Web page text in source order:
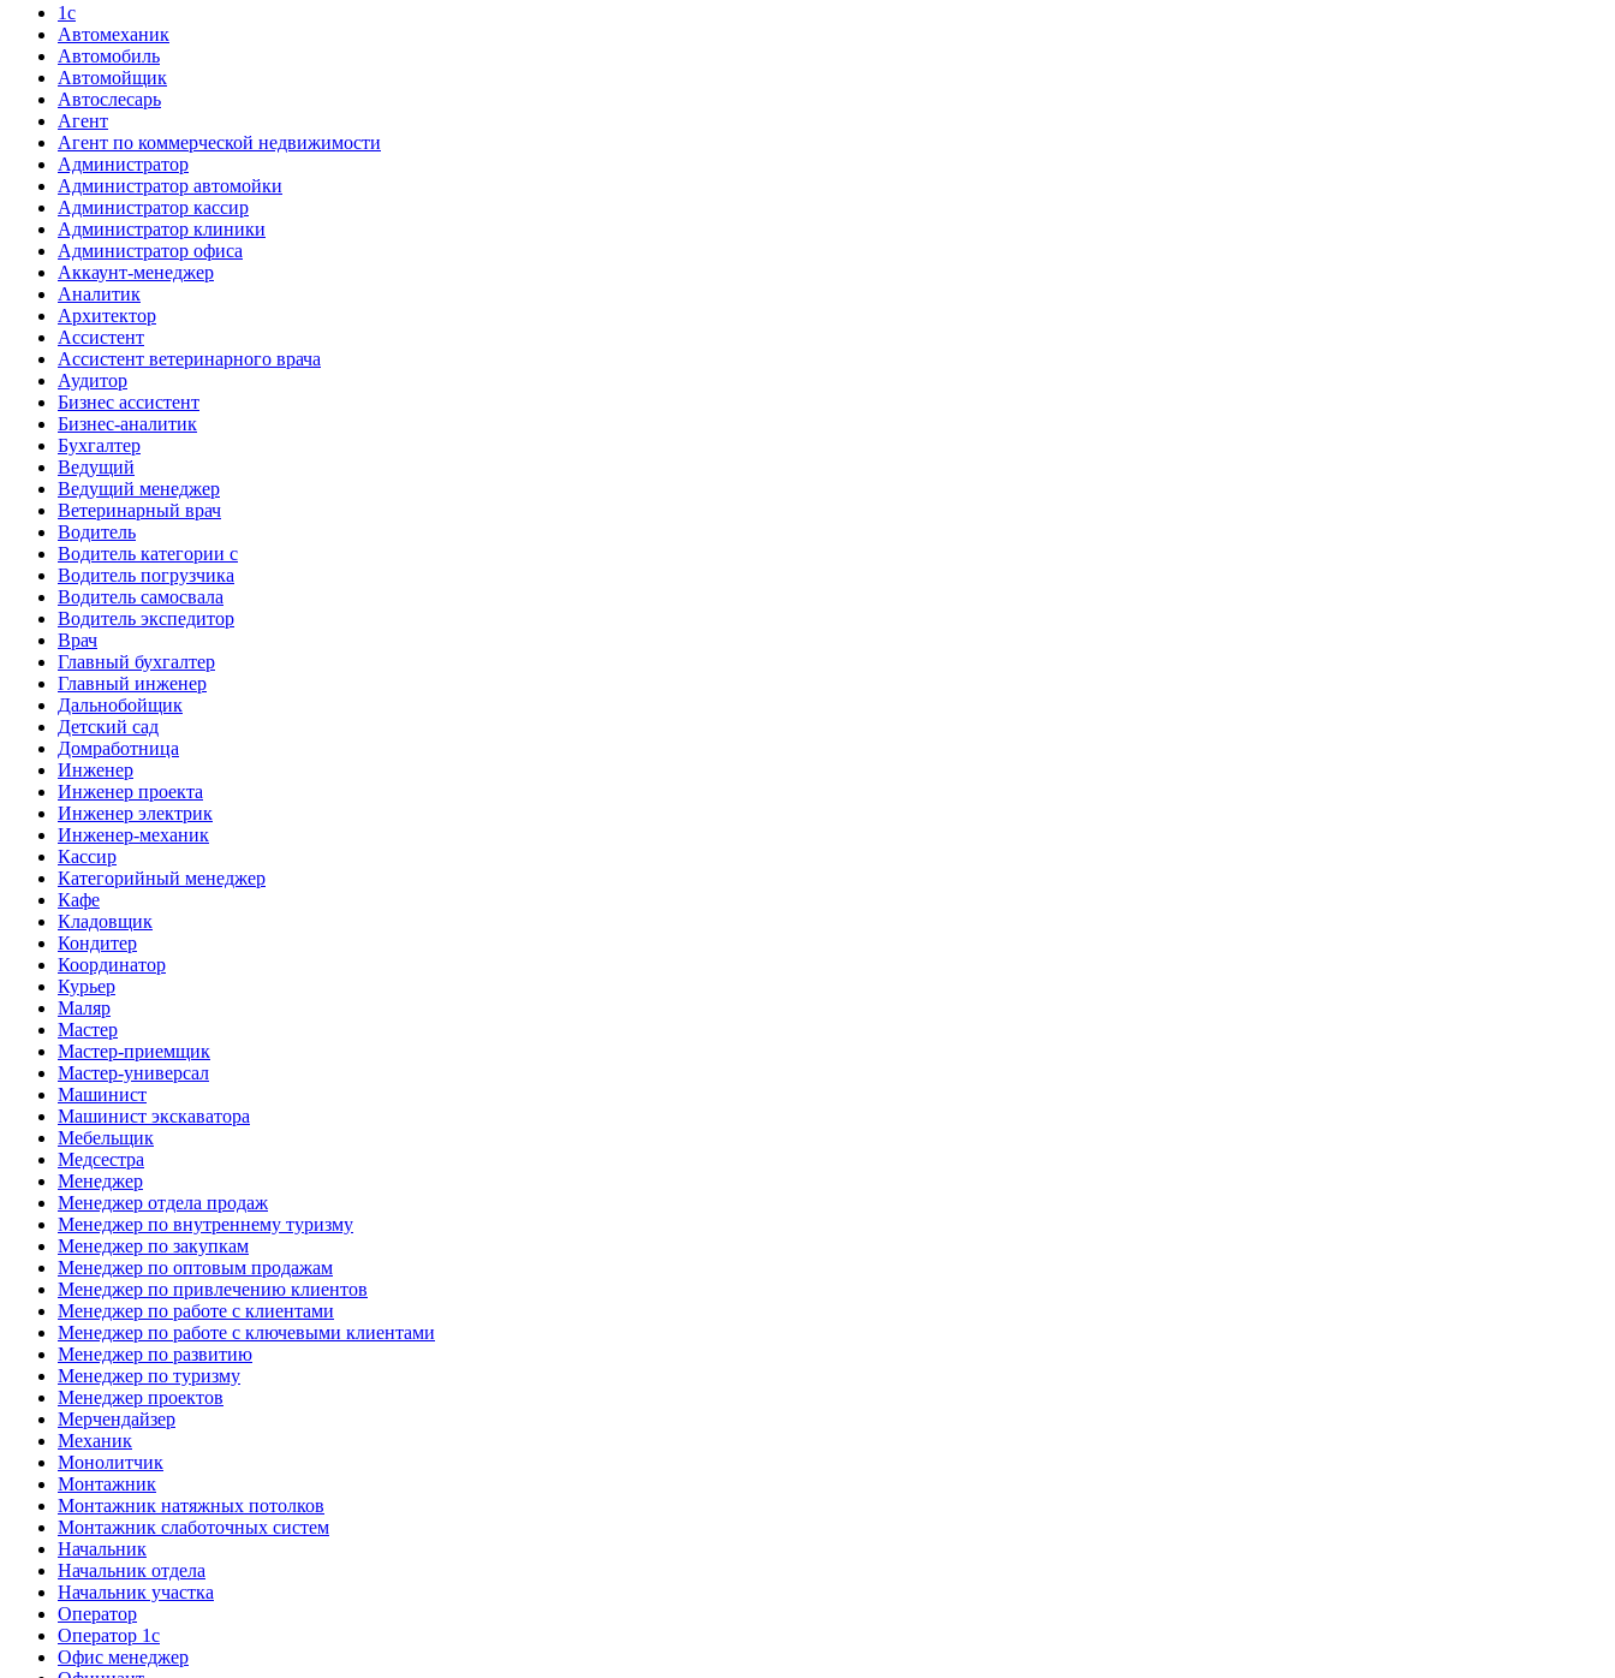
1с
Автомеханик
Автомобиль
Автомойщик
Автослесарь
Агент
Агент по коммерческой недвижимости
Администратор
Администратор автомойки
Администратор кассир
Администратор клиники
Администратор офиса
Аккаунт-менеджер
Аналитик
Архитектор
Ассистент
Ассистент ветеринарного врача
Аудитор
Бизнес ассистент
Бизнес-аналитик
Бухгалтер
Ведущий
Ведущий менеджер
Ветеринарный врач
Водитель
Водитель категории c
Водитель погрузчика
Водитель самосвала
Водитель экспедитор
Врач
Главный бухгалтер
Главный инженер
Дальнобойщик
Детский сад
Домработница
Инженер
Инженер проекта
Инженер электрик
Инженер-механик
Кассир
Категорийный менеджер
Кафе
Кладовщик
Кондитер
Координатор
Курьер
Маляр
Мастер
Мастер-приемщик
Мастер-универсал
Машинист
Машинист экскаватора
Мебельщик
Медсестра
Менеджер
Менеджер отдела продаж
Менеджер по внутреннему туризму
Менеджер по закупкам
Менеджер по оптовым продажам
Менеджер по привлечению клиентов
Менеджер по работе с клиентами
Менеджер по работе с ключевыми клиентами
Менеджер по развитию
Менеджер по туризму
Менеджер проектов
Мерчендайзер
Механик
Монолитчик
Монтажник
Монтажник натяжных потолков
Монтажник слаботочных систем
Начальник
Начальник отдела
Начальник участка
Оператор
Оператор 1с
Офис менеджер